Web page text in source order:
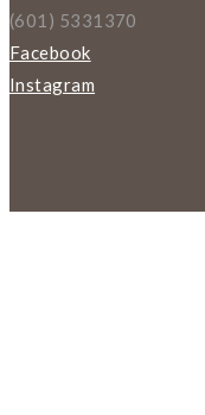
(601) 5331370
Facebook
Instagram